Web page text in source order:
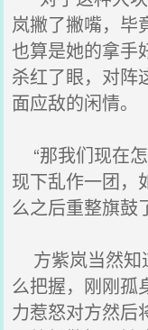
岚撇了撇嘴，毕
也算是她的拿手
杀红了眼，对阵
面应敌的闲情。
“那我们现在
现下乱作一团，
么之后重整旗鼓
方紫岚当然知
么把握，刚刚孤
力惹怒对方然后